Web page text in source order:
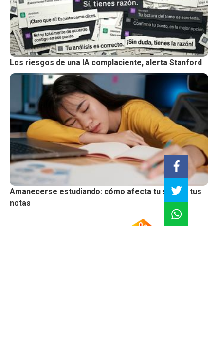
Los riesgos de una IA complaciente, alerta Stanford
Amanecerse estudiando: cómo afecta tu salud y tus
notas